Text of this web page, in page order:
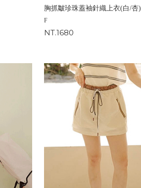
胸抓皺珍珠蓋袖針織上衣(白/杏)
F
NT.1680